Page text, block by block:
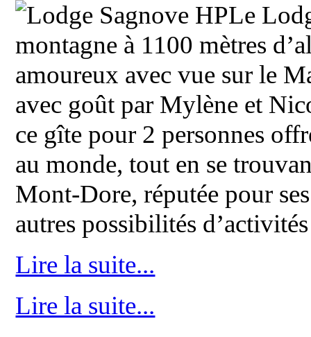
Le
montagne à 1100 mètres
amoureux avec vue sur le
avec goût par Mylène et
ce gîte pour 2 personnes
au monde, tout en se
Mont-Dore, réputée pour
autres possibilités
Lire la suite...
Lire la suite...